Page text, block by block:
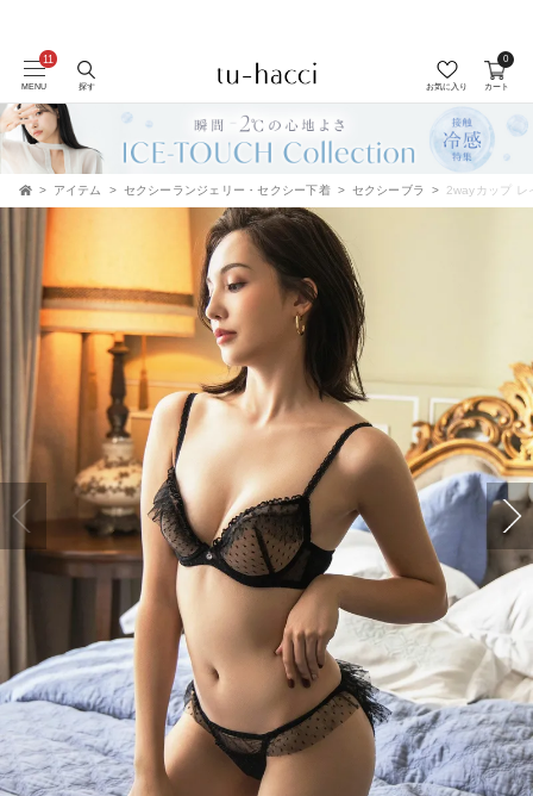
会員登録で今すぐ使えるポイントプレゼント！
MENU 探す お気に入り カート
0
アイテム セクシーランジェリー・セクシー下着 セクシーブラ 2wayカップ レ